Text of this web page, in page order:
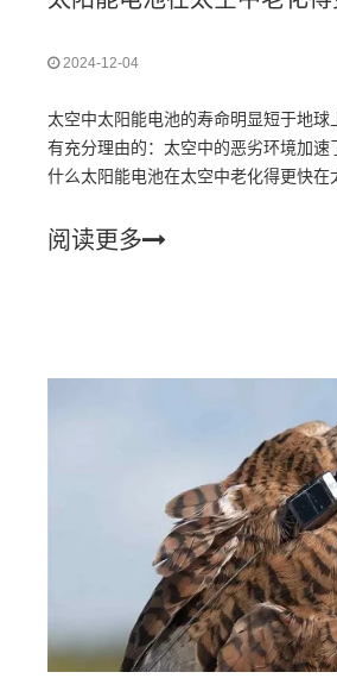
2024-12-04
太空中太阳能电池的寿命明显短于地球
有充分理由的：太空中的恶劣环境加速
什么太阳能电池在太空中老化得更快在
阅读更多